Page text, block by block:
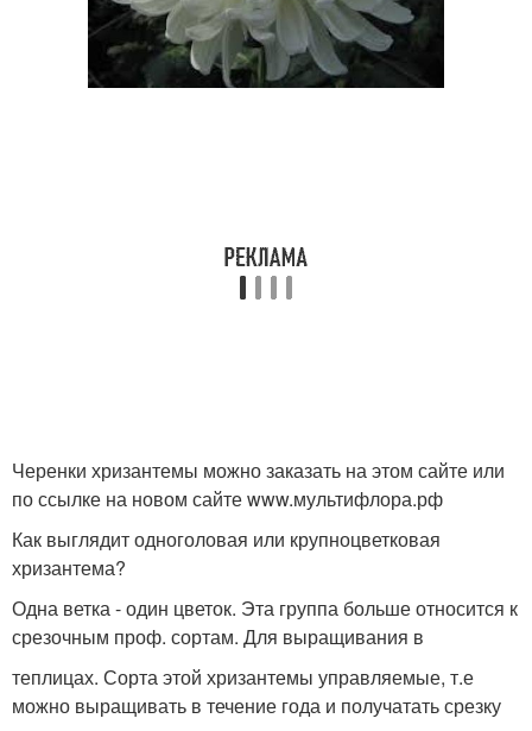
Черенки хризантемы можно заказать на этом сайте или
по ссылке на новом сайте www.мультифлора.рф
Как выглядит одноголовая или крупноцветковая
хризантема?
Одна ветка - один цветок. Эта группа больше относится к
срезочным проф. сортам. Для выращивания в
теплицах. Сорта этой хризантемы управляемые, т.е
можно выращивать в течение года и получатать срезку